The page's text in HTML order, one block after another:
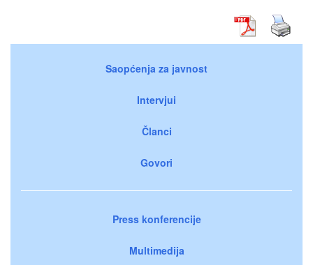
Saopćenja za javnost
Intervjui
Članci
Govori
Press konferencije
Multimedija